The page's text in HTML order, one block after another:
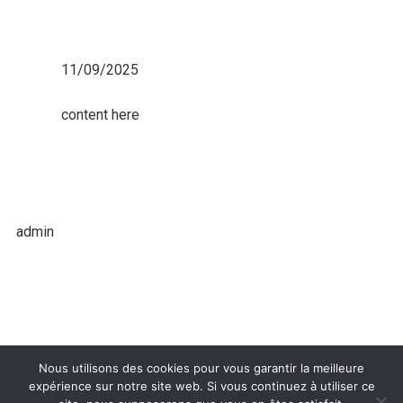
11/09/2025
content here
admin
Nous utilisons des cookies pour vous garantir la meilleure
expérience sur notre site web. Si vous continuez à utiliser ce